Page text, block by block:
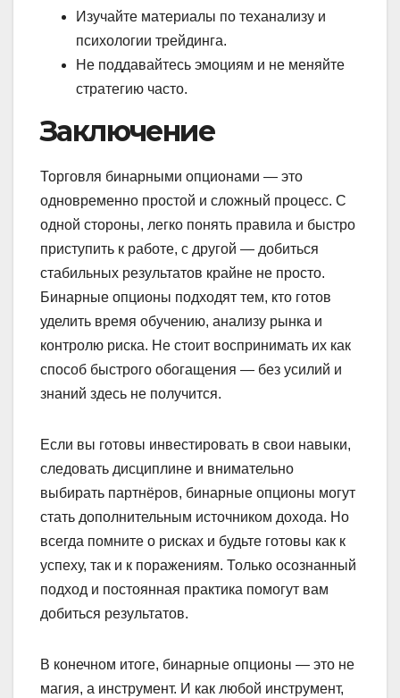
Изучайте материалы по теханализу и
психологии трейдинга.
Не поддавайтесь эмоциям и не меняйте
стратегию часто.
Заключение
Торговля бинарными опционами — это
одновременно простой и сложный процесс. С
одной стороны, легко понять правила и быстро
приступить к работе, с другой — добиться
стабильных результатов крайне не просто.
Бинарные опционы подходят тем, кто готов
уделить время обучению, анализу рынка и
контролю риска. Не стоит воспринимать их как
способ быстрого обогащения — без усилий и
знаний здесь не получится.
Если вы готовы инвестировать в свои навыки,
следовать дисциплине и внимательно
выбирать партнёров, бинарные опционы могут
стать дополнительным источником дохода. Но
всегда помните о рисках и будьте готовы как к
успеху, так и к поражениям. Только осознанный
подход и постоянная практика помогут вам
добиться результатов.
В конечном итоге, бинарные опционы — это не
магия, а инструмент. И как любой инструмент,